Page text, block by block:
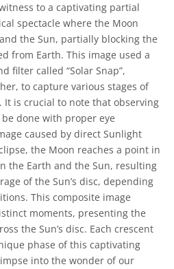
to a captivating partial
spectacle where the Moon
the Sun, partially blocking the
from Earth. This image used a
filter called “Solar Snap”,
to capture various stages of
is crucial to note that observing
done with proper eye
caused by direct Sunlight
the Moon reaches a point in
the Earth and the Sun, resulting
of the Sun’s disc, depending
This composite image
moments, presenting the
the Sun’s disc. Each crescent
phase of this captivating
into the wonder of our